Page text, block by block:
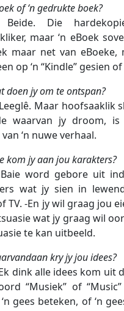
of ‘n gedrukte boek?
Beide. Die
maar ‘n eBoek
maar net van eBoeke,
op ‘n “Kindle” gesien
doen jy om te ontspan?
Leeglê. Maar hoofsaaklik
waarvan jy droom, is
‘n nuwe verhaal.
kom jy aan jou karakters?
Baie word gebore uit
wat jy sien in
TV. -En jy wil graag jou
wat jy graag wil
te kan uitbeeld.
kry jy jou idees?
dink alle idees kom uit
“Musiek” of
gees beteken, of ‘n